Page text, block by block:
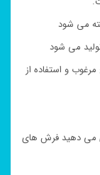
نخ مرغوب و استفاده از
می دهید فرش های